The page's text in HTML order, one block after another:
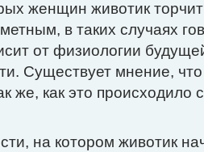
женщин животик
в таких случаях
от физиологии
Существует мнение,
же, как это
на котором животик